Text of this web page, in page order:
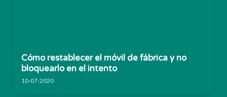
Cómo restablecer el móvil de fábrica y no
bloquearlo en el intento
10-07-2020